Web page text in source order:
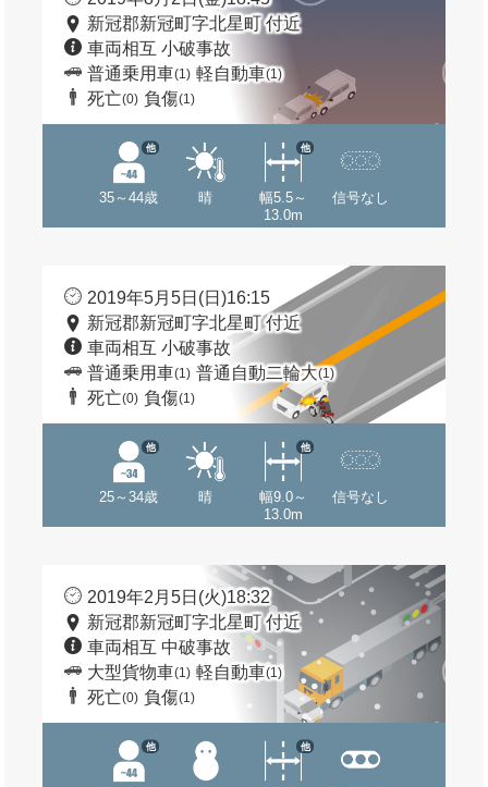
新冠郡新冠町字北星町 付近
車両相互 小破事故
普通乗用車(1) 軽自動車(1)
死亡(0) 負傷(1)
35～44歳
他
晴
幅5.5～
13.0m
他
信号なし
2019年5月5日(日)16:15
新冠郡新冠町字北星町 付近
車両相互 小破事故
普通乗用車(1) 普通自動二輪大(1)
死亡(0) 負傷(1)
25～34歳
他
晴
幅9.0～
13.0m
他
信号なし
2019年2月5日(火)18:32
新冠郡新冠町字北星町 付近
車両相互 中破事故
大型貨物車(1) 軽自動車(1)
死亡(0) 負傷(1)
他 他